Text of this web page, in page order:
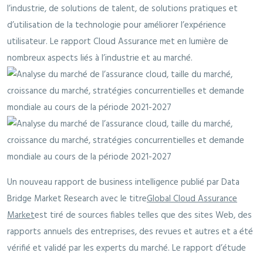
l’industrie, de solutions de talent, de solutions pratiques et
d’utilisation de la technologie pour améliorer l’expérience
utilisateur. Le rapport Cloud Assurance met en lumière de
nombreux aspects liés à l’industrie et au marché.
Un nouveau rapport de business intelligence publié par Data
Bridge Market Research avec le titreGlobal Cloud Assurance
Marketest tiré de sources fiables telles que des sites Web, des
rapports annuels des entreprises, des revues et autres et a été
vérifié et validé par les experts du marché. Le rapport d’étude